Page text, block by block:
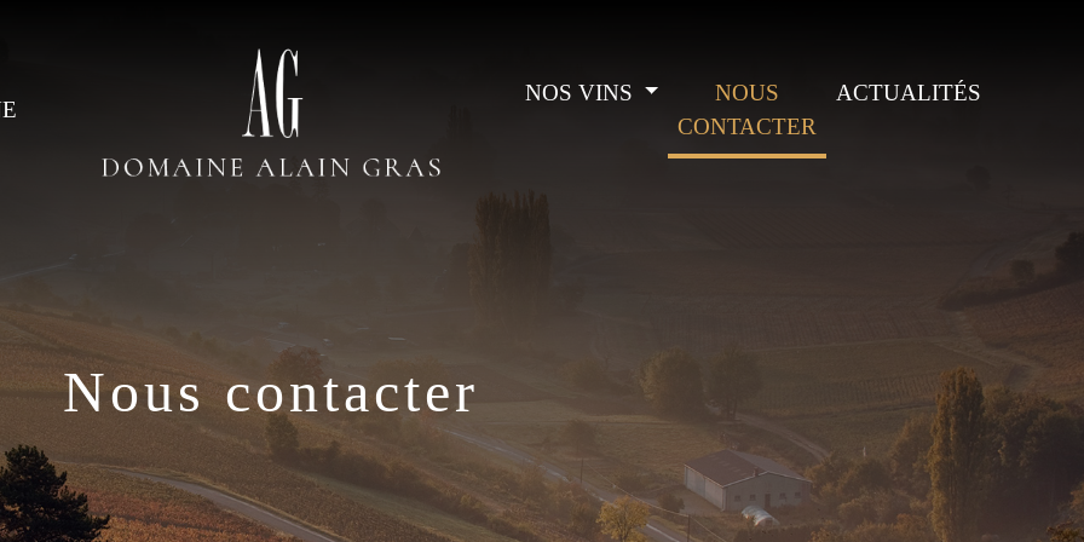
NOS VINS
NOUS
CONTACTER
ACTUALITÉS
Nous contacter